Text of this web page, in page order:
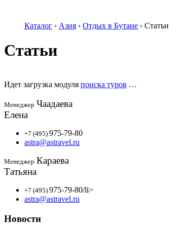
Каталог › Азия › Отдых в Бутане › Статьи
Статьи
Идет загрузка модуля поиска туров …
Менеджер Чаадаева
Елена
+7 (495) 975-79-80
astra@astravel.ru
Менеджер Караева
Татьяна
+7 (495) 975-79-80/li>
astra@astravel.ru
Новости